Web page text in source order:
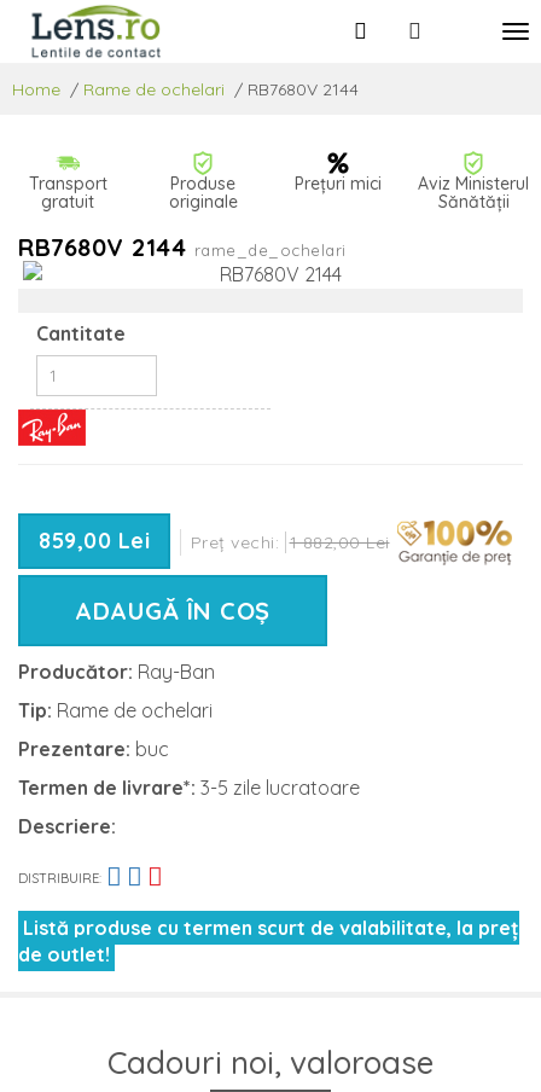
Home / Rame de ochelari / RB7680V 2144
Transport
gratuit
Produse
originale
Prețuri mici
Aviz Ministerul
Sănătății
RB7680V 2144 rame_de_ochelari
Cantitate
859,00 Lei Preț vechi: 1 882,00 Lei
ADAUGĂ ÎN COȘ
Producător: Ray-Ban
Tip: Rame de ochelari
Prezentare: buc
Termen de livrare*: 3-5 zile lucratoare
Descriere:
DISTRIBUIRE:
Listă produse cu termen scurt de valabilitate, la preț
de outlet!
Cadouri noi, valoroase